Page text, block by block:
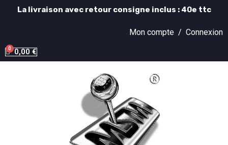
La livraison avec retour consigne inclus : 40e ttc
Mon compte / Connexion
0,00 €